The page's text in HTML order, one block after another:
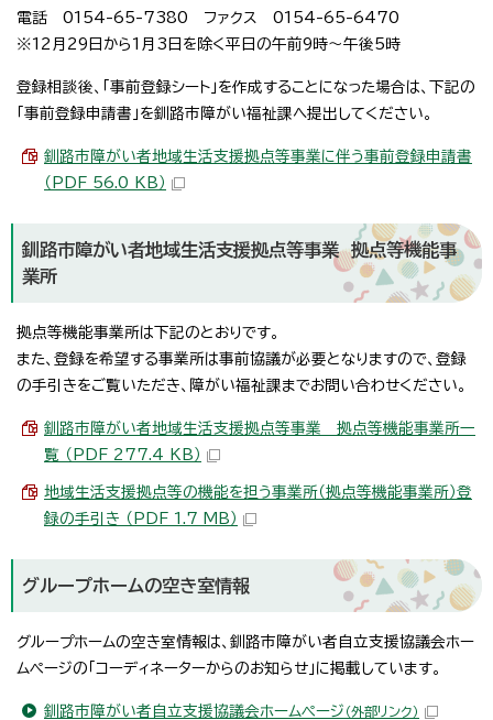
電話 0154-65-7380 ファクス 0154-65-6470
※12月29日から1月3日を除く平日の午前9時～午後5時
登録相談後、「事前登録シート」を作成することになった場合は、下記の
「事前登録申請書」を釧路市障がい福祉課へ提出してください。
釧路市障がい者地域生活支援拠点等事業に伴う事前登録申請書
（PDF 56.0 KB）
釧路市障がい者地域生活支援拠点等事業 拠点等機能事
業所
拠点等機能事業所は下記のとおりです。
また、登録を希望する事業所は事前協議が必要となりますので、登録
の手引きをご覧いただき、障がい福祉課までお問い合わせください。
釧路市障がい者地域生活支援拠点等事業 拠点等機能事業所一
覧 （PDF 277.4 KB）
地域生活支援拠点等の機能を担う事業所（拠点等機能事業所）登
録の手引き （PDF 1.7 MB）
グループホームの空き室情報
グループホームの空き室情報は、釧路市障がい者自立支援協議会ホー
ムページの「コーディネーターからのお知らせ」に掲載しています。
釧路市障がい者自立支援協議会ホームページ （外部リンク）